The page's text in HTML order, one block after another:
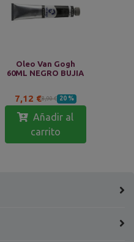
Oleo Van Gogh
60ML NEGRO BUJIA
7,12 €8,90 € 20 %
Añadir al
carrito